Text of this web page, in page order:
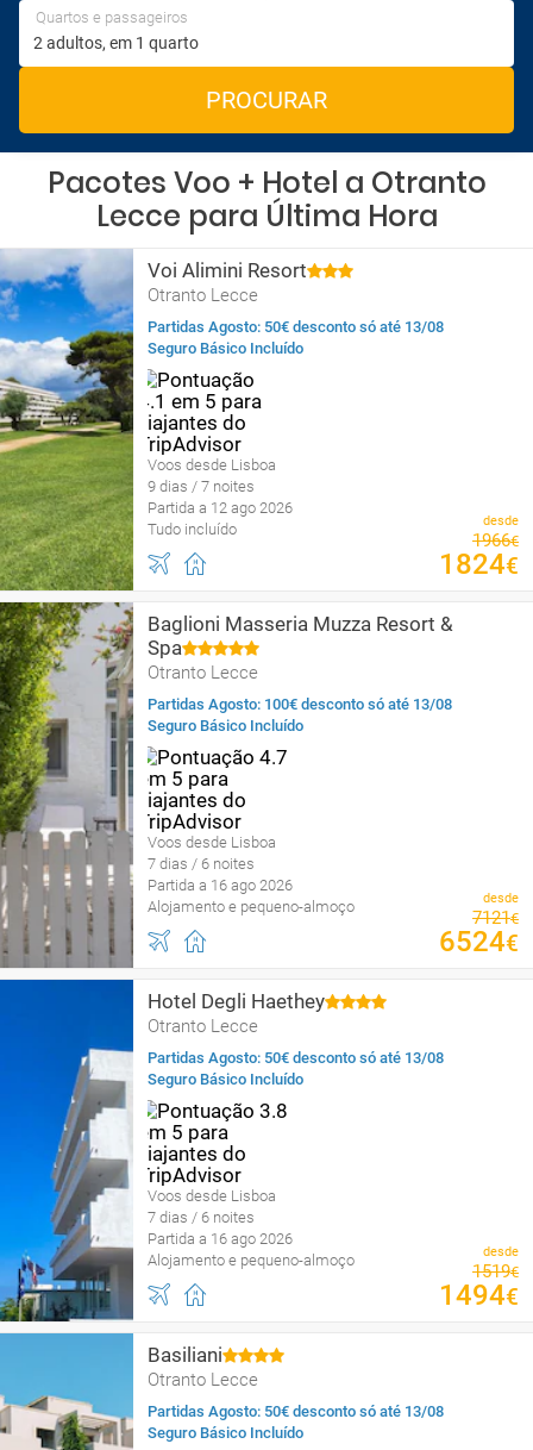
Quartos e passageiros
PROCURAR
Pacotes Voo + Hotel a Otranto
Lecce para Última Hora
Voi Alimini Resort
Otranto Lecce
Partidas Agosto: 50€ desconto só até 13/08
Seguro Básico Incluído
Voos desde Lisboa
9 dias / 7 noites
Partida a 12 ago 2026
Tudo incluído
desde
1966€
1824€
Baglioni Masseria Muzza Resort &
Spa
Otranto Lecce
Partidas Agosto: 100€ desconto só até 13/08
Seguro Básico Incluído
Voos desde Lisboa
7 dias / 6 noites
Partida a 16 ago 2026
Alojamento e pequeno-almoço
desde
7121€
6524€
Hotel Degli Haethey
Otranto Lecce
Partidas Agosto: 50€ desconto só até 13/08
Seguro Básico Incluído
Voos desde Lisboa
7 dias / 6 noites
Partida a 16 ago 2026
Alojamento e pequeno-almoço
desde
1519€
1494€
Basiliani
Otranto Lecce
Partidas Agosto: 50€ desconto só até 13/08
Seguro Básico Incluído